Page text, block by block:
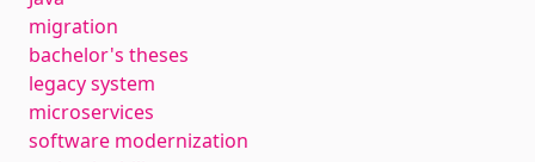
migration
bachelor's theses
legacy system
microservices
software modernization